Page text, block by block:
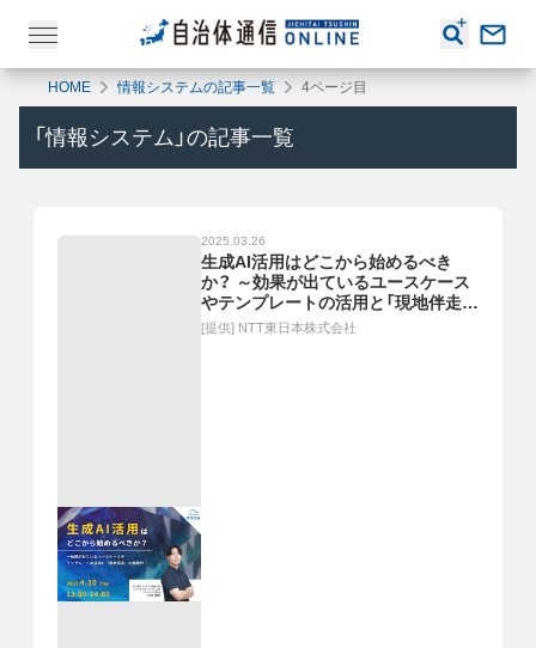
HOME 情報システムの記事一覧 4ページ目
「情報システム 」の記事一覧
2025.03.26
生成AI活用はどこから始めるべき
か？ ～効果が出ているユースケース
やテンプレートの活用と「現地伴走」
の重要性～
[提供] NTT東日本株式会社